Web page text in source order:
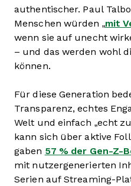
authentischer. Paul
Menschen würden „mit
wenn sie auf unecht
– und das werden wohl
können.
Für diese Generation
Transparenz, echtes
Welt und einfach „echt
kann sich über aktive
gaben 57 % der Gen-Z-
mit nutzergenerierten
Serien auf Streaming-